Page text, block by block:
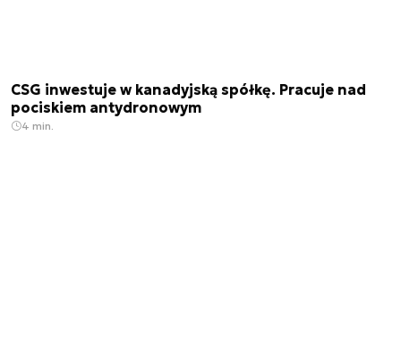
CSG inwestuje w kanadyjską spółkę. Pracuje nad
pociskiem antydronowym
4 min.